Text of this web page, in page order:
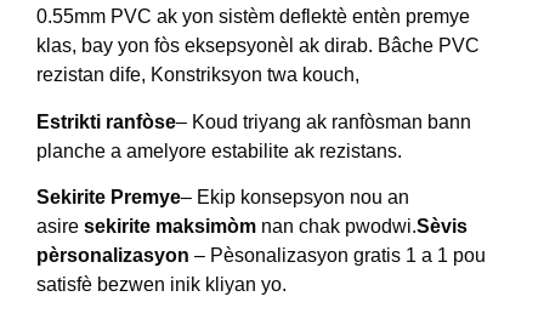
0.55mm PVC ak yon sistèm deflektè entèn premye
klas, bay yon fòs eksepsyonèl ak dirab. Bâche PVC
rezistan dife, Konstriksyon twa kouch,
Estrikti ranfòse– Koud triyang ak ranfòsman bann
planche a amelyore estabilite ak rezistans.
Sekirite Premye– Ekip konsepsyon nou an
asire sekirite maksimòm nan chak pwodwi.Sèvis
pèrsonalizasyon – Pèsonalizasyon gratis 1 a 1 pou
satisfè bezwen inik kliyan yo.